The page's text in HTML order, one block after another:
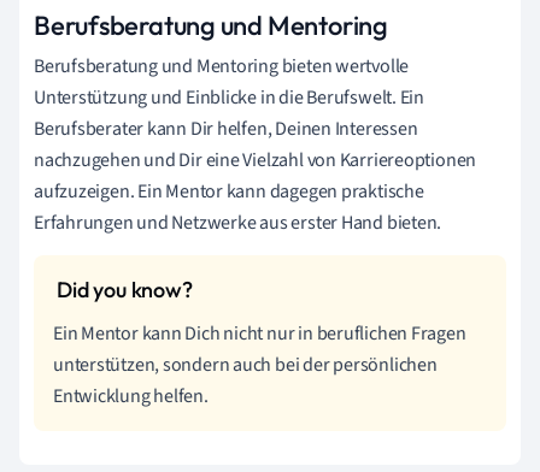
Berufsberatung und Mentoring
Berufsberatung und Mentoring bieten wertvolle
Unterstützung und Einblicke in die Berufswelt. Ein
Berufsberater kann Dir helfen, Deinen Interessen
nachzugehen und Dir eine Vielzahl von Karriereoptionen
aufzuzeigen. Ein Mentor kann dagegen praktische
Erfahrungen und Netzwerke aus erster Hand bieten.
Ein Mentor kann Dich nicht nur in beruflichen Fragen
unterstützen, sondern auch bei der persönlichen
Entwicklung helfen.